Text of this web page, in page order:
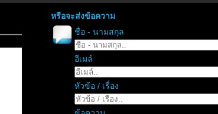
หรือจะส่งข้อความ
ชื่อ - นามสกุล
อีเมล์
หัวข้อ / เรื่อง